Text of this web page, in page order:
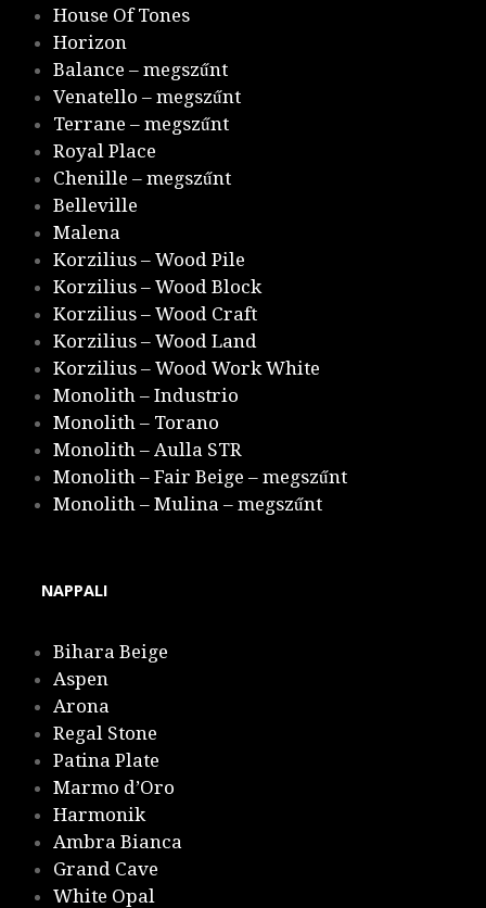
House Of Tones
Horizon
Balance – megszűnt
Venatello – megszűnt
Terrane – megszűnt
Royal Place
Chenille – megszűnt
Belleville
Malena
Korzilius – Wood Pile
Korzilius – Wood Block
Korzilius – Wood Craft
Korzilius – Wood Land
Korzilius – Wood Work White
Monolith – Industrio
Monolith – Torano
Monolith – Aulla STR
Monolith – Fair Beige – megszűnt
Monolith – Mulina – megszűnt
NAPPALI
Bihara Beige
Aspen
Arona
Regal Stone
Patina Plate
Marmo d’Oro
Harmonik
Ambra Bianca
Grand Cave
White Opal